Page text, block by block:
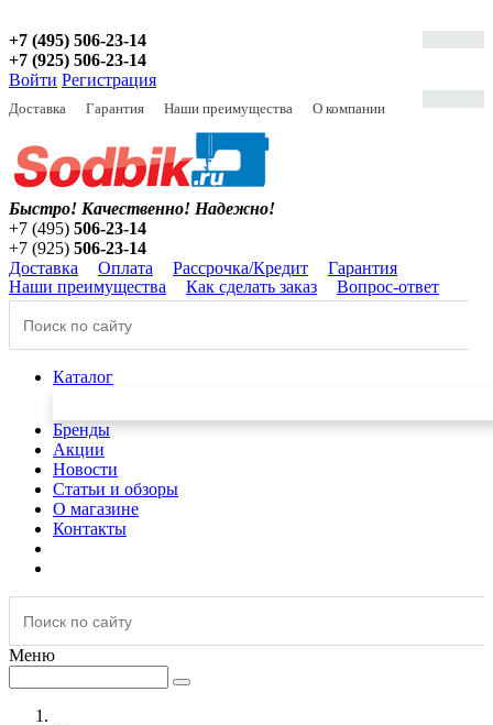
+7 (495) 506-23-14
+7 (925) 506-23-14
Войти Регистрация
Доставка Гарантия Наши преимущества О компании
Быстро! Качественно! Надежно!
+7 (495) 506-23-14
+7 (925) 506-23-14
Доставка
Оплата Рассрочка/Кредит
Гарантия
Наши преимущества
Как сделать заказ Вопрос-ответ
Каталог
Бренды
Акции
Новости
Статьи и обзоры
О магазине
Контакты
Меню